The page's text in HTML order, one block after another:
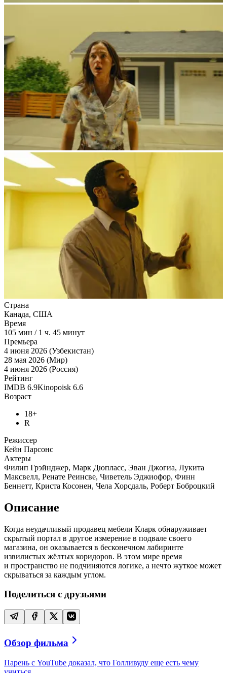
Страна
Канада, США
Время
105 мин / 1 ч. 45 минут
Премьера
4 июня 2026 (Узбекистан)
28 мая 2026 (Мир)
4 июня 2026 (Россия)
Рейтинг
IMDB 6.9Kinopoisk 6.6
Возраст
18+
R
Режиссер
Кейн Парсонс
Актеры
Филип Грэйнджер, Марк Дюпласс, Эван Джогиа, Лукита
Максвелл, Ренате Реинсве, Чиветель Эджиофор, Финн
Беннетт, Криста Косонен, Чела Хорсдаль, Роберт Боброцкий
Описание
Когда неудачливый продавец мебели Кларк обнаруживает
скрытый портал в другое измерение в подвале своего
магазина, он оказывается в бесконечном лабиринте
извилистых жёлтых коридоров. В этом мире время
и пространство не подчиняются логике, а нечто жуткое может
скрываться за каждым углом.
Поделиться с друзьями
Обзор фильма
Парень с YouTube доказал, что Голливуду еще есть чему